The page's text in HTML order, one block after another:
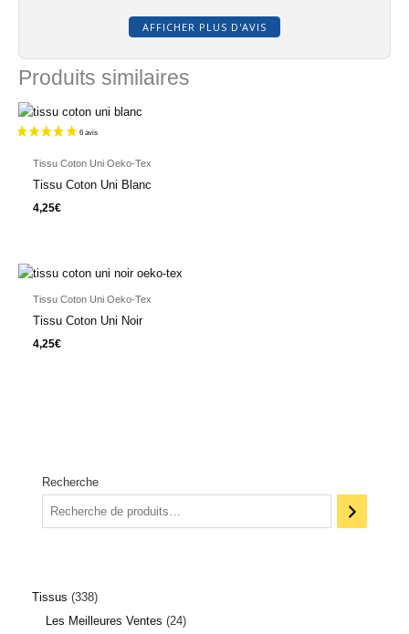
AFFICHER PLUS D'AVIS
Produits similaires
Tissu Coton Uni Oeko-Tex
Tissu Coton Uni Blanc
4,25€
Tissu Coton Uni Oeko-Tex
Tissu Coton Uni Noir
4,25€
Recherche
Tissus 338
Les Meilleures Ventes
24